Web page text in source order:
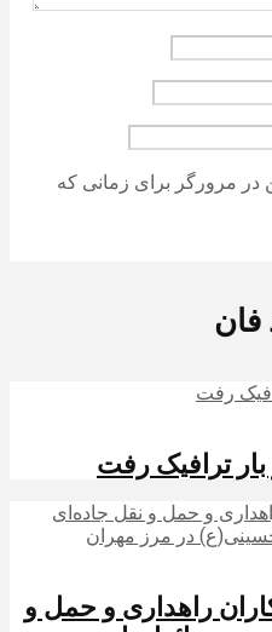
در مرورگر برای زمانی که
فان
ترافیک رفت
راهداری و حمل و